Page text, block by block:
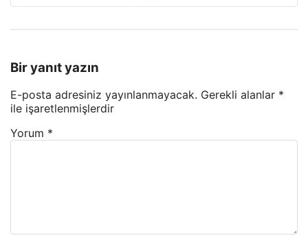
Bir yanıt yazın
E-posta adresiniz yayınlanmayacak. Gerekli alanlar *
ile işaretlenmişlerdir
Yorum *